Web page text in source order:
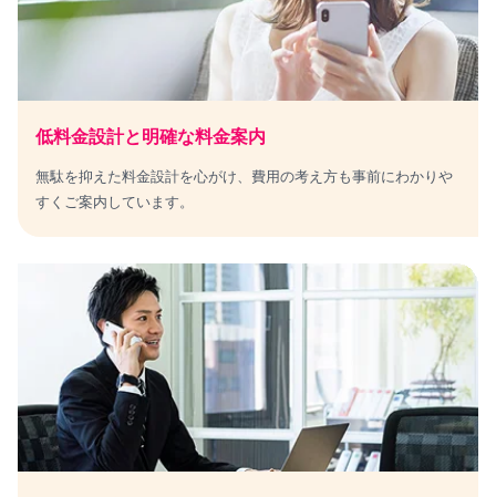
低料金設計と明確な料金案内
無駄を抑えた料金設計を心がけ、費用の考え方も事前にわかりや
すくご案内しています。